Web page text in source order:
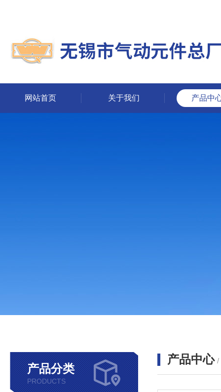
网站首页 关于我们 产品中
产品分类
PRODUCTS
产品中心 /